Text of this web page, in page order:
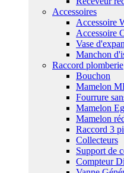
Accessoires
Accessoire
Accessoire
Vase
Manchon
Raccord plomberie
Bouchon
Mamelon
Fourrure
Mamelon
Mamelon
Raccord 3
Collecteurs
Support de
Compteur